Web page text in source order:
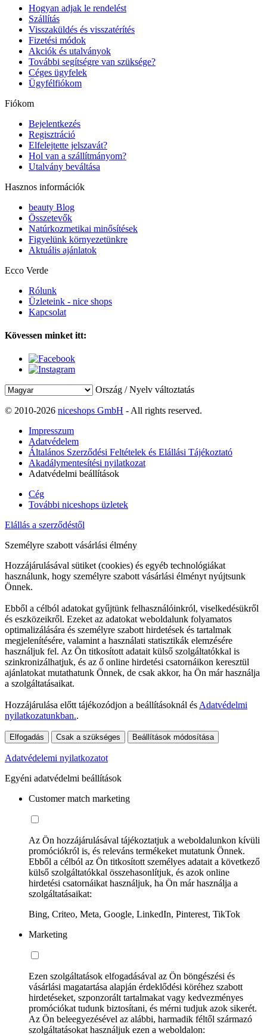
Hogyan adjak le rendelést
Szállítás
Visszaküldés és visszatérítés
Fizetési módok
Akciók és utalványok
További segítségre van szüksége?
Céges ügyfelek
Ügyfélfiókom
Fiókom
Bejelentkezés
Regisztráció
Elfelejtette jelszavát?
Hol van a szállítmányom?
Utalvány beváltása
Hasznos információk
beauty Blog
Összetevők
Natúrkozmetikai minősítések
Figyelünk környezetünkre
Aktuális ajánlatok
Ecco Verde
Rólunk
Üzleteink - nice shops
Kapcsolat
Kövessen minket itt:
Ország / Nyelv változtatás
© 2010-2026 niceshops GmbH - All rights reserved.
Impresszum
Adatvédelem
Általános Szerződési Feltételek és Elállási Tájékoztató
Akadálymentesítési nyilatkozat
Adatvédelmi beállítások
Cég
További niceshops üzletek
Elállás a szerződéstől
Személyre szabott vásárlási élmény
Hozzájárulásával sütiket (cookies) és egyéb technológiákat
használunk, hogy személyre szabott vásárlási élményt nyújtsunk
Önnek.
Ebből a célból adatokat gyűjtünk felhasználóinkról, viselkedésükről
és eszközeikről. Ezeket az adatokat weboldalunk folyamatos
optimalizálására és személyre szabott hirdetések és tartalmak
megjelenítésére, valamint a használati statisztikák elemzésére
használjuk fel. Az Ön titkosított adatait külső szolgáltatókkal is
szinkronizálhatjuk, és az ő online hirdetési csatornáikon keresztül
ajánlatokat mutathatunk Önnek, de csak akkor, ha Ön már használja
a szolgáltatásaikat.
Hozzájárulása előtt tájékozódjon a beállításoknál és Adatvédelmi
nyilatkozatunkban..
Elfogadás Csak a szükséges Beállítások módosítása
Adatvédelemi nyilatkozatot
Egyéni adatvédelmi beállítások
Customer match marketing
Az Ön hozzájárulásával tájékoztatjuk a weboldalunkon kívüli
promóciókról is, és releváns termékeket mutatunk Önnek.
Ebből a célból az Ön titkosított személyes adatait a következő
külső szolgáltatókkal összehasonlítjuk, és azok online
hirdetési csatornáikat használjuk, ha Ön már használja a
szolgáltatásaikat:
Bing, Criteo, Meta, Google, LinkedIn, Pinterest, TikTok
Marketing
Ezen szolgáltatások elfogadásával az Ön böngészési és
vásárlási magatartása alapján érdeklődési köréhez szabott
hirdetéseket, szponzorált tartalmakat vagy kedvezményes
promóciókat tudunk biztosítani, és mérni tudjuk azok sikerét.
Az Ön beleegyezésével az alábbi, harmadik féltől származó
szolgáltatásokat használjuk ezen a weboldalon: